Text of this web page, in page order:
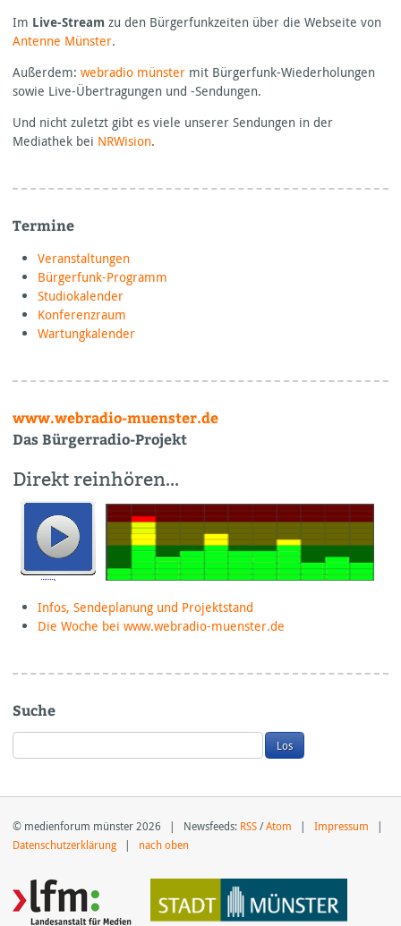
Im Live-Stream zu den Bürgerfunkzeiten über die Webseite von
Antenne Münster.
Außerdem: webradio münster mit Bürgerfunk-Wiederholungen
sowie Live-Übertragungen und -Sendungen.
Und nicht zuletzt gibt es viele unserer Sendungen in der
Mediathek bei NRWision.
Termine
Veranstaltungen
Bürgerfunk-Programm
Studiokalender
Konferenzraum
Wartungkalender
www.webradio-muenster.de
Das Bürgerradio-Projekt
Direkt reinhören…
Infos, Sendeplanung und Projektstand
Die Woche bei www.webradio-muenster.de
Suche
© medienforum münster 2026 | Newsfeeds: RSS/Atom | Impressum |
Datenschutzerklärung | nach oben